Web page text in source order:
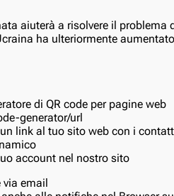
aiuterà a risolvere il problema
ha ulteriormente
di QR code per pagine web
generator/url
link al tuo sito web con i
account nel nostro sito
via email